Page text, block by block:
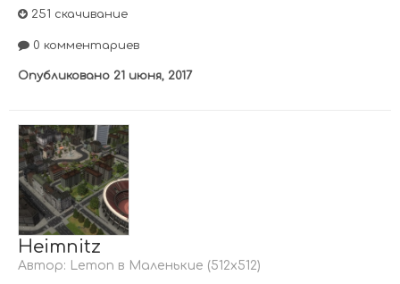
251 скачивание
0 комментариев
Опубликовано 21 июня, 2017
Heimnitz
Автор: Lemon в Маленькие (512х512)